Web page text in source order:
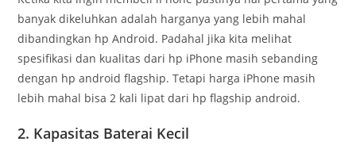
banyak dikeluhkan adalah harganya yang lebih mahal
dibandingkan hp Android. Padahal jika kita melihat
spesifikasi dan kualitas dari hp iPhone masih sebanding
dengan hp android flagship. Tetapi harga iPhone masih
lebih mahal bisa 2 kali lipat dari hp flagship android.
2. Kapasitas Baterai Kecil